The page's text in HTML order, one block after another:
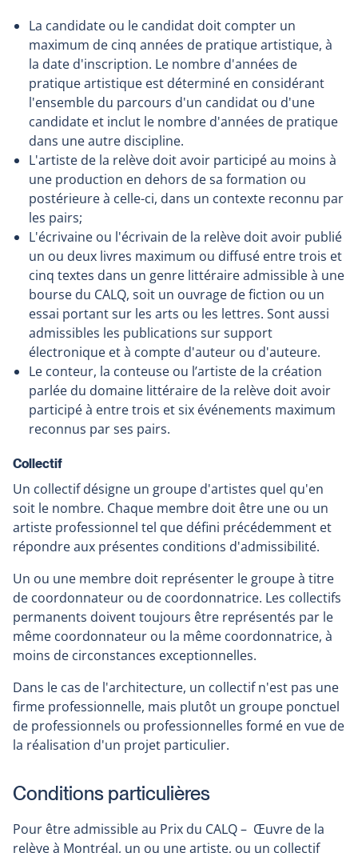
La candidate ou le candidat doit compter un
maximum de cinq années de pratique artistique, à
la date d'inscription. Le nombre d'années de
pratique artistique est déterminé en considérant
l'ensemble du parcours d'un candidat ou d'une
candidate et inclut le nombre d'années de pratique
dans une autre discipline.
L'artiste de la relève doit avoir participé au moins à
une production en dehors de sa formation ou
postérieure à celle-ci, dans un contexte reconnu par
les pairs;
L'écrivaine ou l'écrivain de la relève doit avoir publié
un ou deux livres maximum ou diffusé entre trois et
cinq textes dans un genre littéraire admissible à une
bourse du CALQ, soit un ouvrage de fiction ou un
essai portant sur les arts ou les lettres. Sont aussi
admissibles les publications sur support
électronique et à compte d'auteur ou d'auteure.
Le conteur, la conteuse ou l’artiste de la création
parlée du domaine littéraire de la relève doit avoir
participé à entre trois et six événements maximum
reconnus par ses pairs.
Collectif
Un collectif désigne un groupe d'artistes quel qu'en
soit le nombre. Chaque membre doit être une ou un
artiste professionnel tel que défini précédemment et
répondre aux présentes conditions d'admissibilité.
Un ou une membre doit représenter le groupe à titre
de coordonnateur ou de coordonnatrice. Les collectifs
permanents doivent toujours être représentés par le
même coordonnateur ou la même coordonnatrice, à
moins de circonstances exceptionnelles.
Dans le cas de l'architecture, un collectif n'est pas une
firme professionnelle, mais plutôt un groupe ponctuel
de professionnels ou professionnelles formé en vue de
la réalisation d'un projet particulier.
Conditions particulières
Pour être admissible au Prix du CALQ – Œuvre de la
relève à Montréal, un ou une artiste, ou un collectif